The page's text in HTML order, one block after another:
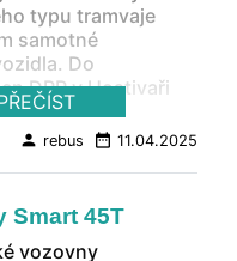
typu tramvaje
samotné
Do
DPP v Hostivaři
PLUS
ve čtvrtek 3.
person rebus date_range 11.04.2025
Smart 45T
vozovny